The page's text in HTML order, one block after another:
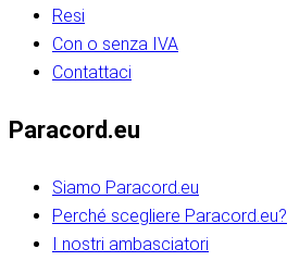
Resi
Con o senza IVA
Contattaci
Paracord.eu
Siamo Paracord.eu
Perché scegliere Paracord.eu?
I nostri ambasciatori